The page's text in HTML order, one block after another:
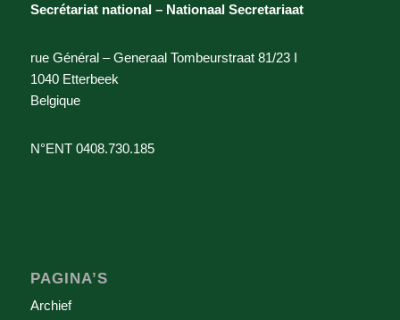
Secrétariat national – Nationaal Secretariaat
rue Général – Generaal Tombeurstraat 81/23 I
1040 Etterbeek
Belgique
N°ENT 0408.730.185
PAGINA’S
Archief